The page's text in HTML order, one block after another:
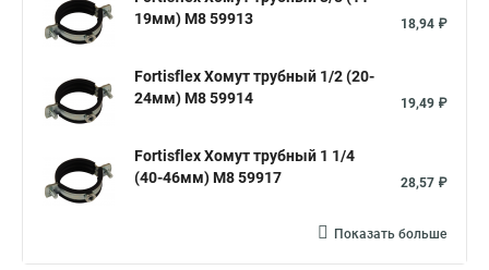
Хомут нейлоновый белый Хомут трубный 2 Хомут 500
Окпд 2 хомуты Хомут на 3д забор
Хомуты металлические для кабеля крепления
Хомут 20 цена
Хомуты на кислородные шланги
19мм) М8 59913
18,94 ₽
Fortisflex Хомут трубный 1/2 (20-
24мм) М8 59914
19,49 ₽
Fortisflex Хомут трубный 1 1/4
(40-46мм) М8 59917
28,57 ₽
Показать больше